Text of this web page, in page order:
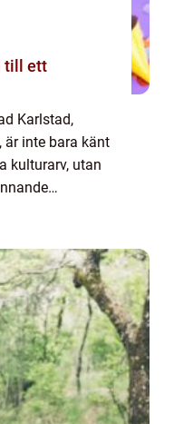
till ett
Karlstad,
är inte bara känt
kulturarv, utan